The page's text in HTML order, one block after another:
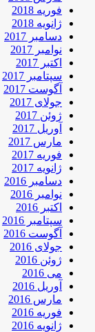
فوریه 2018
ژانویه 2018
دسامبر 2017
نوامبر 2017
اکتبر 2017
سپتامبر 2017
آگوست 2017
جولای 2017
ژوئن 2017
آوریل 2017
مارس 2017
فوریه 2017
ژانویه 2017
دسامبر 2016
نوامبر 2016
اکتبر 2016
سپتامبر 2016
آگوست 2016
جولای 2016
ژوئن 2016
می 2016
آوریل 2016
مارس 2016
فوریه 2016
ژانویه 2016